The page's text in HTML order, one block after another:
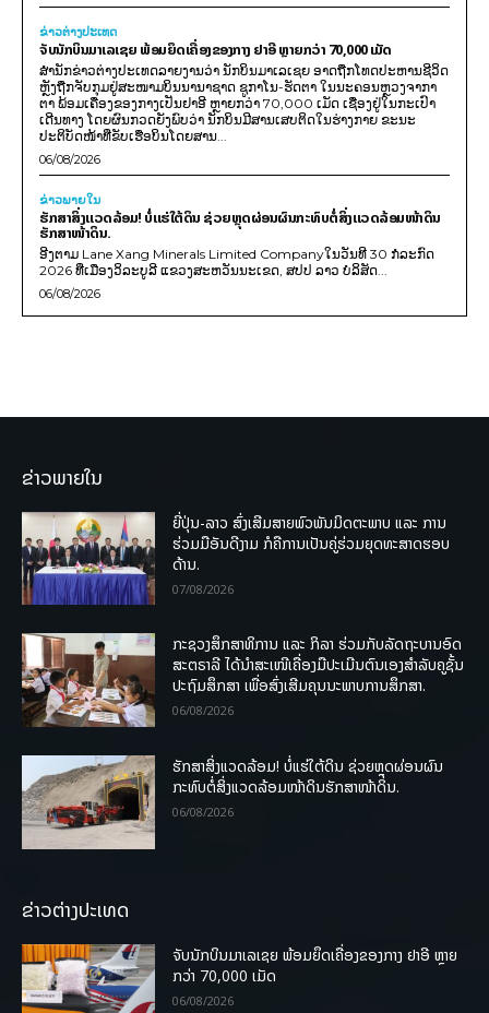
ຂ່າວຕ່າງປະເທດ
ຈັບນັກບິນມາເລເຊຍ ພ້ອມຍຶດເຄື່ອງຂອງກາງ ຢາອີ ຫຼາຍກວ່າ 70,000 ເມັດ
ສຳນັກຂ່າວຕ່າງປະເທດລາຍງານວ່າ ນັກບິນມາເລເຊຍ ອາດຖືກໂທດປະຫານຊີວິດ
ຫຼັງຖືກຈັບກຸມຢູ່ສະໜາມບິນນານາຊາດ ຊູກາໂນ-ຮັດຕາ ໃນນະຄອນຫຼວງຈາກາ
ຕາ ພ້ອມເຄື່ອງຂອງກາງເປັນຢາອີ ຫຼາຍກວ່າ 70,000 ເມັດ ເຊື່ອງຢູ່ໃນກະເປົາ
ເດີນທາງ ໂດຍຜົນກວດຍັງພົບວ່າ ນັກບິນມີສານເສບຕິດໃນຮ່າງກາຍ ຂະນະ
ປະຕິບັດໜ້າທີ່ຂັບເຮືອບິນໂດຍສານ...
06/08/2026
ຂ່າວພາຍ​ໃນ
ຮັກສາສິ່ງແວດລ້ອມ! ບໍ່ແຮ່ໃຕ້ດິນ ຊ່ວຍຫຼຸດຜ່ອນຜົນກະທົບຕໍ່ສິ່ງແວດລ້ອມໜ້າດິນ
ຮັກສາໜ້າດິນ.
ອີງຕາມ Lane Xang Minerals Limited Companyໃນວັນທີ 30 ກໍລະກົດ
2026 ທີ່ເມືອງວິລະບູລີ ແຂວງສະຫວັນນະເຂດ, ສປປ ລາວ ບໍລິສັດ...
06/08/2026
ຂ່າວພາຍໃນ
ຍີ່ປຸ່ນ-ລາວ ສົ່ງເສີມສາຍພົວພັນມິດຕະພາບ ແລະ ການ
ຮ່ວມມືອັນດີງາມ ກໍຄືການເປັນຄູ່ຮ່ວມຍຸດທະສາດຮອບ
ດ້ານ.
07/08/2026
ກະຊວງສຶກສາທິການ ແລະ ກິລາ ຮ່ວມກັບລັດຖະບານອົດ
ສະຕຣາລີ ໄດ້ນຳສະເໜີເຄື່ອງມືປະເມີນຕົນເອງສຳລັບຄູຊັ້ນ
ປະຖົມສຶກສາ ເພື່ອສົ່ງເສີມຄຸນນະພາບການສຶກສາ.
06/08/2026
ຮັກສາສິ່ງແວດລ້ອມ! ບໍ່ແຮ່ໃຕ້ດິນ ຊ່ວຍຫຼຸດຜ່ອນຜົນ
ກະທົບຕໍ່ສິ່ງແວດລ້ອມໜ້າດິນຮັກສາໜ້າດິນ.
06/08/2026
ຂ່າວຕ່າງປະເທດ
ຈັບນັກບິນມາເລເຊຍ ພ້ອມຍຶດເຄື່ອງຂອງກາງ ຢາອີ ຫຼາຍ
ກວ່າ 70,000 ເມັດ
06/08/2026